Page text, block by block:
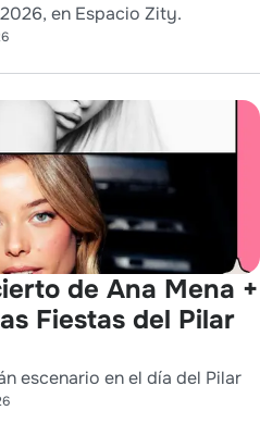
en Espacio Zity.
de Ana Mena +
Fiestas del Pilar
escenario en el día del Pilar